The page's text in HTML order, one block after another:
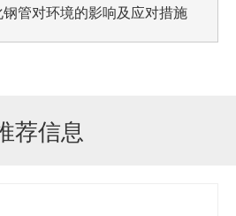
管对环境的影响及应对措施
荐信息